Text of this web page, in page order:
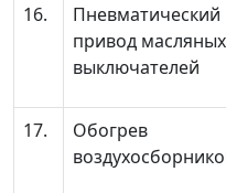
16.
Пневматический
привод масляных
выключателей
17.
Обогрев